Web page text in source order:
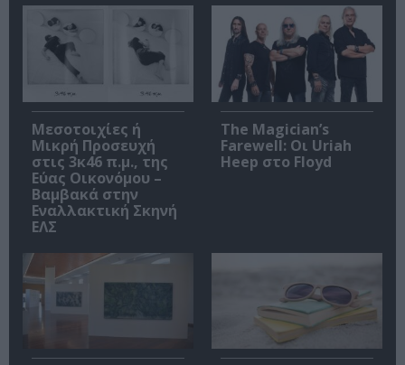
Μεσοτοιχίες ή
Μικρή Προσευχή
στις 3κ46 π.μ., της
Εύας Οικονόμου –
Βαμβακά στην
Εναλλακτική Σκηνή
ΕΛΣ
The Magician’s
Farewell: Οι Uriah
Heep στο Floyd